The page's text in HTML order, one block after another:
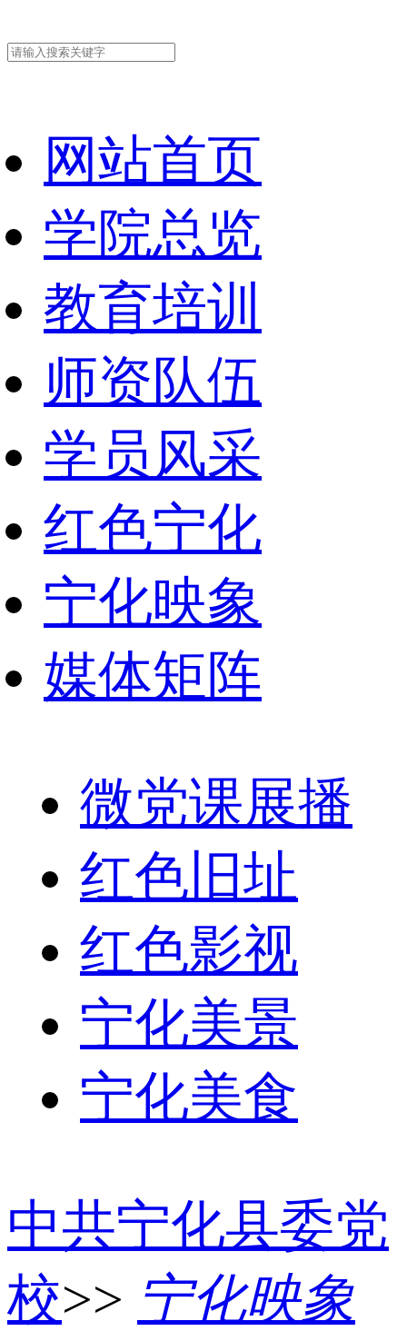
网站首页
学院总览
教育培训
师资队伍
学员风采
红色宁化
宁化映象
媒体矩阵
微党课展播
红色旧址
红色影视
宁化美景
宁化美食
中共宁化县委党
校>> 宁化映象